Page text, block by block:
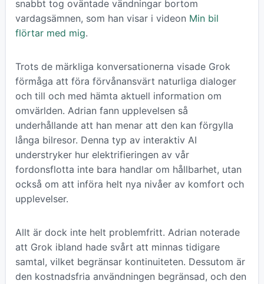
snabbt tog oväntade vändningar bortom
vardagsämnen, som han visar i videon Min bil
flörtar med mig.
Trots de märkliga konversationerna visade Grok
förmåga att föra förvånansvärt naturliga dialoger
och till och med hämta aktuell information om
omvärlden. Adrian fann upplevelsen så
underhållande att han menar att den kan förgylla
långa bilresor. Denna typ av interaktiv AI
understryker hur elektrifieringen av vår
fordonsflotta inte bara handlar om hållbarhet, utan
också om att införa helt nya nivåer av komfort och
upplevelser.
Allt är dock inte helt problemfritt. Adrian noterade
att Grok ibland hade svårt att minnas tidigare
samtal, vilket begränsar kontinuiteten. Dessutom är
den kostnadsfria användningen begränsad, och den